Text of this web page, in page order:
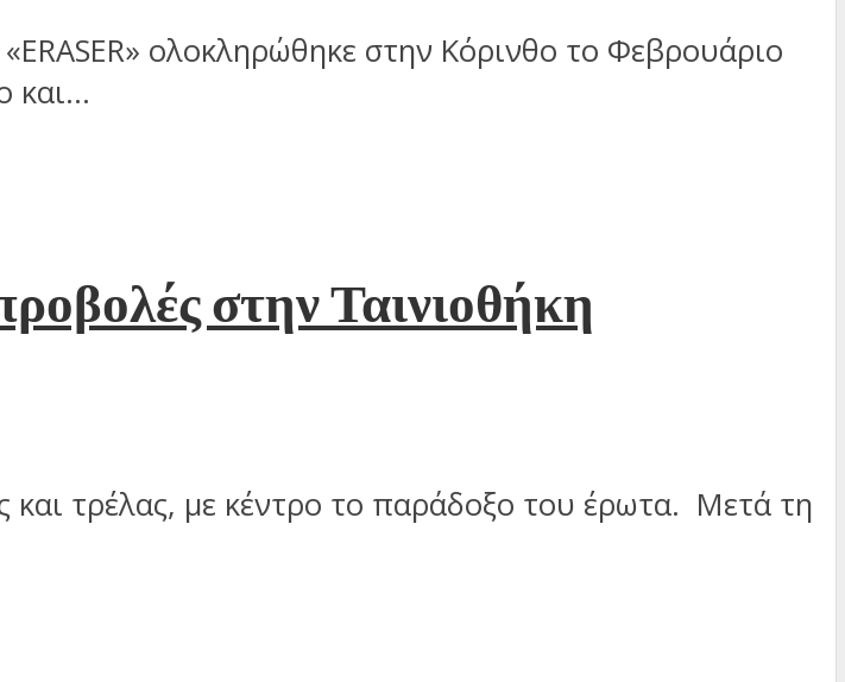
ολοκληρώθηκε στην Κόρινθο το Φεβρουάριο
και...
στην Ταινιοθήκη
και τρέλας, με κέντρο το παράδοξο του έρωτα. Μετά τη